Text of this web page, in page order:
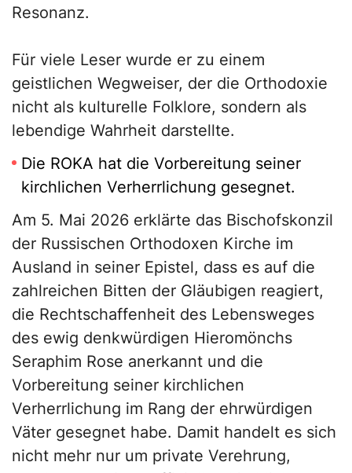
Resonanz.
Für viele Leser wurde er zu einem
geistlichen Wegweiser, der die Orthodoxie
nicht als kulturelle Folklore, sondern als
lebendige Wahrheit darstellte.
Die ROKA hat die Vorbereitung seiner
kirchlichen Verherrlichung gesegnet.
Am 5. Mai 2026 erklärte das Bischofskonzil
der Russischen Orthodoxen Kirche im
Ausland in seiner Epistel, dass es auf die
zahlreichen Bitten der Gläubigen reagiert,
die Rechtschaffenheit des Lebensweges
des ewig denkwürdigen Hieromönchs
Seraphim Rose anerkannt und die
Vorbereitung seiner kirchlichen
Verherrlichung im Rang der ehrwürdigen
Väter gesegnet habe. Damit handelt es sich
nicht mehr nur um private Verehrung,